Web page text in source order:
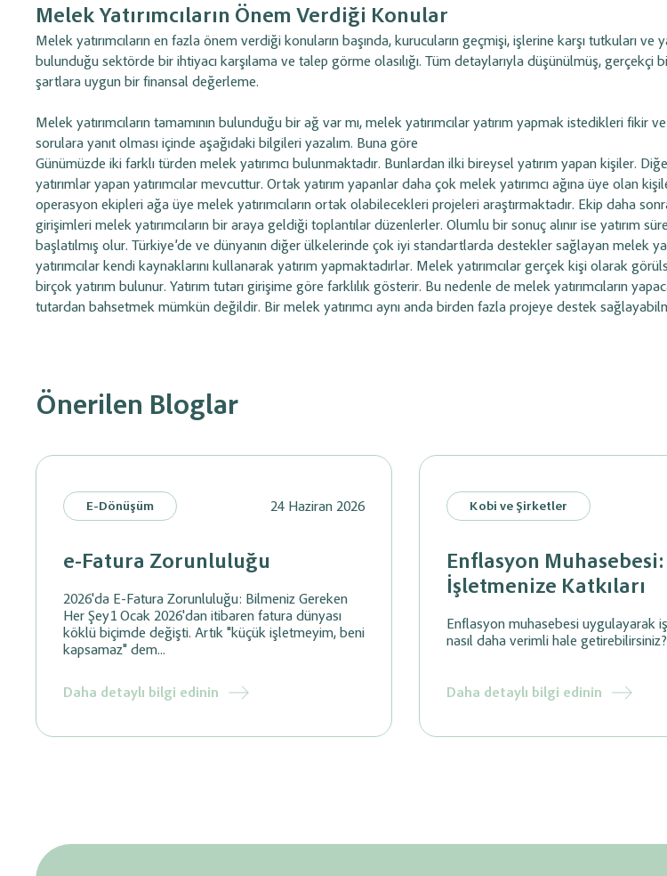
Melek Yatırımcıların Önem Verdiği Konular
Melek yatırımcıların en fazla önem verdiği konuların başında, kurucuların geçmişi, işlerine karşı tutkuları ve
bulunduğu sektörde bir ihtiyacı karşılama ve talep görme olasılığı. Tüm detaylarıyla düşünülmüş, gerçekçi
şartlara uygun bir finansal değerleme.
Melek yatırımcıların tamamının bulunduğu bir ağ var mı, melek yatırımcılar yatırım yapmak istedikleri fikir
sorulara yanıt olması içinde aşağıdaki bilgileri yazalım. Buna göre
Günümüzde iki farklı türden melek yatırımcı bulunmaktadır. Bunlardan ilki bireysel yatırım yapan kişiler.
yatırımlar yapan yatırımcılar mevcuttur. Ortak yatırım yapanlar daha çok melek yatırımcı ağına üye olan
operasyon ekipleri ağa üye melek yatırımcıların ortak olabilecekleri projeleri araştırmaktadır. Ekip daha
girişimleri melek yatırımcıların bir araya geldiği toplantılar düzenlerler. Olumlu bir sonuç alınır ise yatırım
başlatılmış olur. Türkiye’de ve dünyanın diğer ülkelerinde çok iyi standartlarda destekler sağlayan melek
yatırımcılar kendi kaynaklarını kullanarak yatırım yapmaktadırlar. Melek yatırımcılar gerçek kişi olarak
birçok yatırım bulunur. Yatırım tutarı girişime göre farklılık gösterir. Bu nedenle de melek yatırımcıların
tutardan bahsetmek mümkün değildir. Bir melek yatırımcı aynı anda birden fazla projeye destek
Önerilen Bloglar
E-Dönüşüm 24 Haziran 2026
e-Fatura Zorunluluğu
2026'da E-Fatura Zorunluluğu: Bilmeniz Gereken
Her Şey1 Ocak 2026'dan itibaren fatura dünyası
köklü biçimde değişti. Artık "küçük işletmeyim, beni
kapsamaz" dem...
Daha detaylı bilgi edinin
Kobi ve Şirketler
Enflasyon Muhasebesi:
İşletmenize Katkıları
Enflasyon muhasebesi uygulayarak
nasıl daha verimli hale getirebilirsiniz?
Daha detaylı bilgi edinin